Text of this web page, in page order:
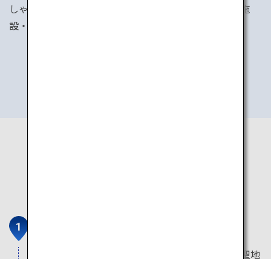
しゃ」で行く加太など、「おトクなきっぷ」を使えば施
設・店舗等の割引も受けられてとってもおトクです。
奥之院は、空海が入定する高野山で最も重要な聖地